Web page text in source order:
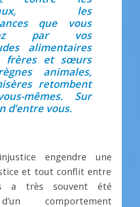
les
que vous
par vos
alimentaires
frères et sœurs
animales,
retombent
mêmes. Sur
d’entre vous.
engendre une
et tout conflit entre
a très souvent été
comportement